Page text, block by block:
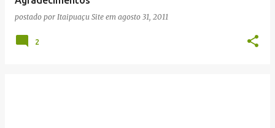
postado por Itaipuaçu Site em agosto 31, 2011
2